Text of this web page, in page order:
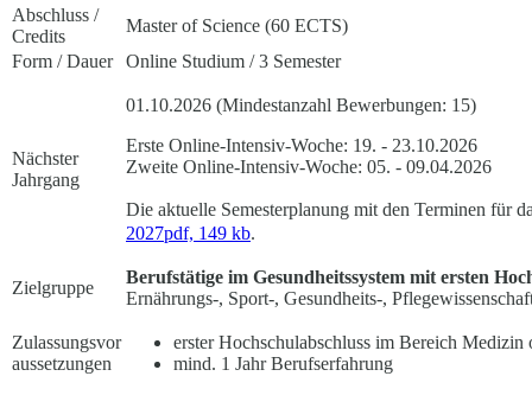
Abschluss /
Credits
Master of Science (60 ECTS)
Form / Dauer
Online Studium / 3 Semester
Nächster
Jahrgang
01.10.2026 (Mindestanzahl Bewerbungen: 15)
Erste Online-Intensiv-Woche: 19. - 23.10.2026
Zweite Online-Intensiv-Woche: 05. - 09.04.2026
Die aktuelle Semesterplanung mit den Terminen für
2027pdf, 149 kb.
Zielgruppe
Berufstätige im Gesundheitssystem mit ersten
Ernährungs-, Sport-, Gesundheits-,
Zulassungsvor
aussetzungen
erster Hochschulabschluss im Bereich Medizin
mind. 1 Jahr Berufserfahrung